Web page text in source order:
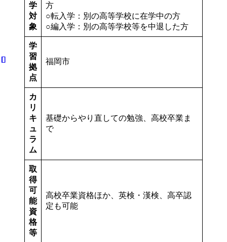
学
対
象
方
○転入学：別の高等学校に在学中の方
○編入学：別の高等学校等を中退した方
学
習
拠
点
福岡市
カ
リ
キ
ュ
ラ
ム
基礎からやり直しての勉強、高校卒業ま
で
取
得
可
能
資
格
等
高校卒業資格ほか、英検・漢検、高卒認
定も可能